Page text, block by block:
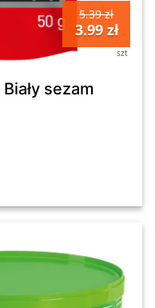
5.39 zł
3.99 zł
szt
sezam